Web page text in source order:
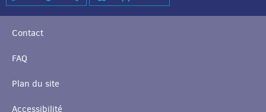
Contact
FAQ
Plan du site
Accessibilité